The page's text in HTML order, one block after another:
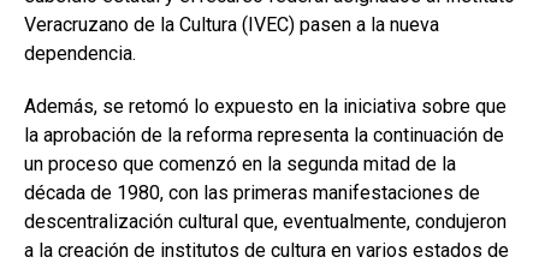
Veracruzano de la Cultura (IVEC) pasen a la nueva
dependencia.
Además, se retomó lo expuesto en la iniciativa sobre que
la aprobación de la reforma representa la continuación de
un proceso que comenzó en la segunda mitad de la
década de 1980, con las primeras manifestaciones de
descentralización cultural que, eventualmente, condujeron
a la creación de institutos de cultura en varios estados de